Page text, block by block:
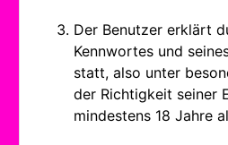
Der Benutzer erklärt
Kennwortes und
statt, also unter
der Richtigkeit seiner
mindestens 18 Jahre